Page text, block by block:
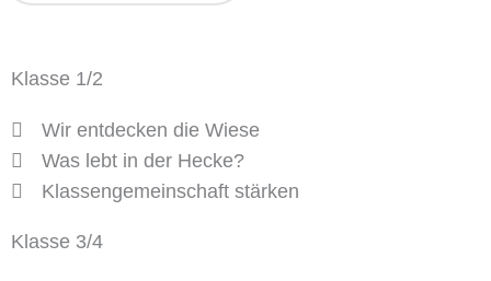
Klasse 1/2
Wir entdecken die Wiese
Was lebt in der Hecke?
Klassengemeinschaft stärken
Klasse 3/4